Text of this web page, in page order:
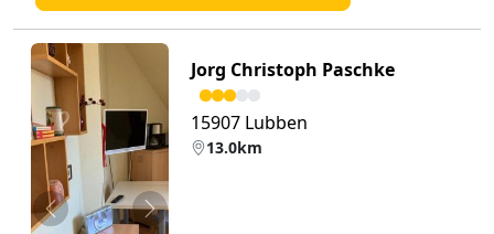
Zurück Weiter
Jorg Christoph Paschke
15907 Lubben
13.0km